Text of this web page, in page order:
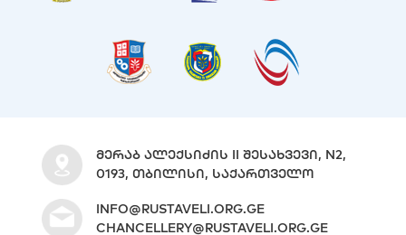
ᲛᲔᲠᲐᲑ ᲐᲚᲔᲥᲡᲘᲫᲘᲡ II ᲨᲔᲡᲐᲮᲕᲔᲕᲘ, N2,
0193, ᲗᲑᲘᲚᲘᲡᲘ, ᲡᲐᲥᲐᲠᲗᲕᲔᲚᲝ
INFO@RUSTAVELI.ORG.GE
CHANCELLERY@RUSTAVELI.ORG.GE